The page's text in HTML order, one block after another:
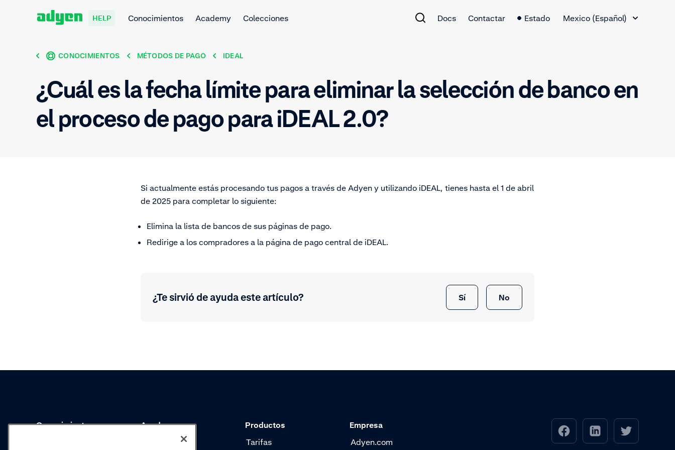
HELP Conocimientos Academy Colecciones Docs Contactar Estado
Mexico (Español)
CONOCIMIENTOS MÉTODOS DE PAGO IDEAL
¿Cuál es la fecha límite para eliminar la selección de banco en
el proceso de pago para iDEAL 2.0?
Si actualmente estás procesando tus pagos a través de Adyen y utilizando iDEAL, tienes hasta el 1 de abril
de 2025 para completar lo siguiente:
Elimina la lista de bancos de sus páginas de pago.
Redirige a los compradores a la página de pago central de iDEAL.
¿Te sirvió de ayuda este artículo? Sí No
Conocimientos
Academy
Productos
Tarifas
Empresa
Adyen.com